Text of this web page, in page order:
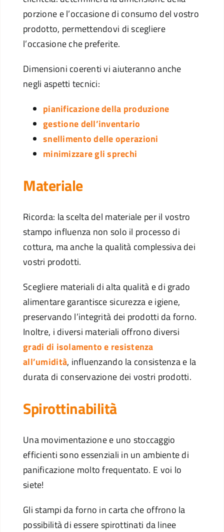
porzione e l’occasione di consumo del vostro
prodotto, permettendovi di scegliere
l’occasione che preferite.
Dimensioni coerenti vi aiuteranno anche
negli aspetti tecnici:
pianificazione della produzione
gestione dell’inventario
snellimento delle operazioni
minimizzare gli sprechi
Materiale
Ricorda: la scelta del materiale per il vostro
stampo influenza non solo il processo di
cottura, ma anche la qualità complessiva dei
vostri prodotti.
Scegliere materiali di alta qualità e di grado
alimentare garantisce sicurezza e igiene,
preservando l’integrità dei prodotti da forno.
Inoltre, i diversi materiali offrono diversi
gradi di isolamento e resistenza
all’umidità, influenzando la consistenza e la
durata di conservazione dei vostri prodotti.
Spirottinabilità
Una movimentazione e uno stoccaggio
efficienti sono essenziali in un ambiente di
panificazione molto frequentato. E voi lo
siete!
Gli stampi da forno in carta che offrono la
possibilità di essere spirottinati da linee